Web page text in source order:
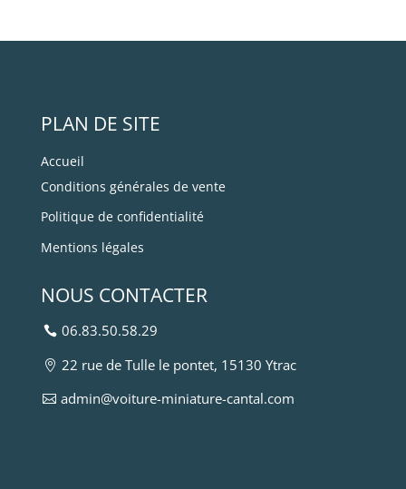
PLAN DE SITE
Accueil
Conditions générales de vente
Politique de confidentialité
Mentions légales
NOUS CONTACTER
06.83.50.58.29
22 rue de Tulle le pontet, 15130 Ytrac
admin@voiture-miniature-cantal.com